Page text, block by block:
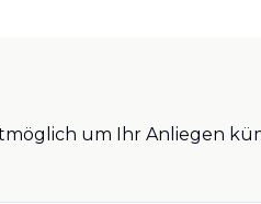
um Ihr Anliegen